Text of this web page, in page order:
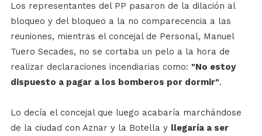
Los representantes del PP pasaron de la dilación al
bloqueo y del bloqueo a la no comparecencia a las
reuniones, mientras el concejal de Personal, Manuel
Tuero Secades, no se cortaba un pelo a la hora de
realizar declaraciones incendiarias como: "No estoy
dispuesto a pagar a los bomberos por dormir".
Lo decía el concejal que luego acabaría marchándose
de la ciudad con Aznar y la Botella y llegaría a ser